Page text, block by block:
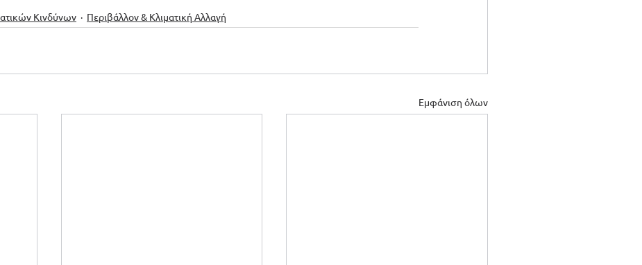
Κινδύνων Περιβάλλον & Κλιματική Αλλαγή
Εμφάνιση όλων